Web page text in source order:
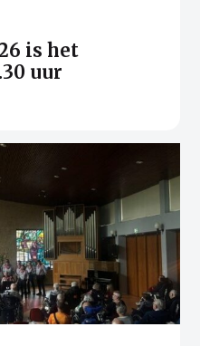
is het
uur